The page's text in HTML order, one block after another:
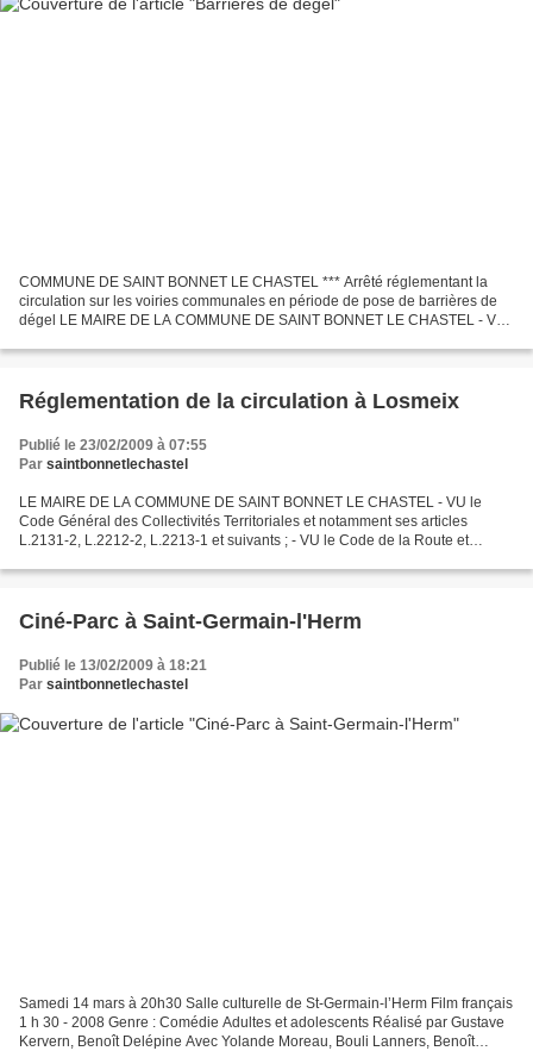
COMMUNE DE SAINT BONNET LE CHASTEL *** Arrêté réglementant la
circulation sur les voiries communales en période de pose de barrières de
dégel LE MAIRE DE LA COMMUNE DE SAINT BONNET LE CHASTEL - VU
Réglementation de la circulation à Losmeix
Publié le 23/02/2009 à 07:55
Par saintbonnetlechastel
LE MAIRE DE LA COMMUNE DE SAINT BONNET LE CHASTEL - VU le
Code Général des Collectivités Territoriales et notamment ses articles
L.2131-2, L.2212-2, L.2213-1 et suivants ; - VU le Code de la Route et
Ciné-Parc à Saint-Germain-l'Herm
Publié le 13/02/2009 à 18:21
Par saintbonnetlechastel
Samedi 14 mars à 20h30 Salle culturelle de St-Germain-l’Herm Film français
1 h 30 - 2008 Genre : Comédie Adultes et adolescents Réalisé par Gustave
Kervern, Benoît Delépine Avec Yolande Moreau, Bouli Lanners, Benoît